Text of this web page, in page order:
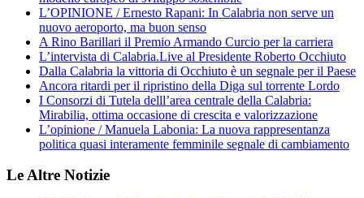
L’OPINIONE / Ernesto Rapani: In Calabria non serve un
nuovo aeroporto, ma buon senso
A Rino Barillari il Premio Armando Curcio per la carriera
L’intervista di Calabria.Live al Presidente Roberto Occhiuto
Dalla Calabria la vittoria di Occhiuto è un segnale per il Paese
Ancora ritardi per il ripristino della Diga sul torrente Lordo
I Consorzi di Tutela delll’area centrale della Calabria:
Mirabilia, ottima occasione di crescita e valorizzazione
L’opinione / Manuela Labonia: La nuova rappresentanza
politica quasi interamente femminile segnale di cambiamento
Le Altre Notizie